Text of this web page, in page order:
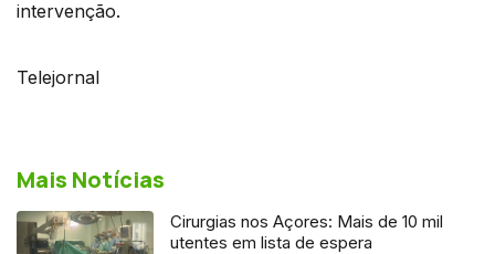
intervenção.
Telejornal
Mais Notícias
Cirurgias nos Açores: Mais de 10 mil
utentes em lista de espera